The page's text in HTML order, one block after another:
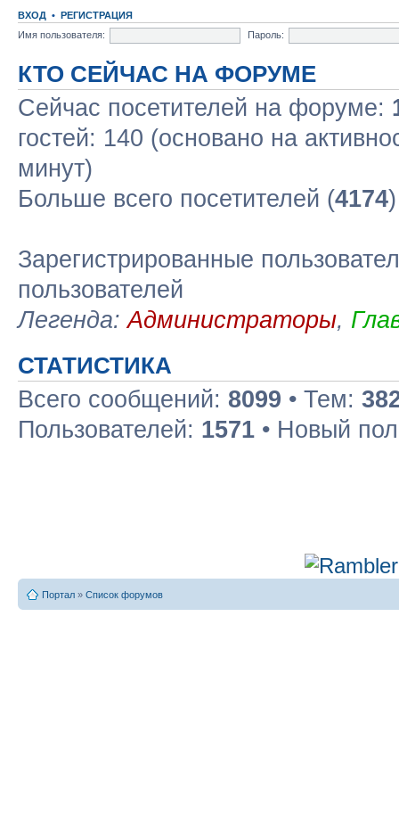
ВХОД • РЕГИСТРАЦИЯ
Имя пользователя:
Пароль:
КТО СЕЙЧАС НА ФОРУМЕ
Сейчас посетителей на форуме:
гостей: 140 (основано на
минут)
Больше всего посетителей (4174
Зарегистрированные
пользователей
Легенда:Администраторы,
СТАТИСТИКА
Всего сообщений: 8099 • Тем:
Пользователей: 1571 • Новый
Портал » Список форумов